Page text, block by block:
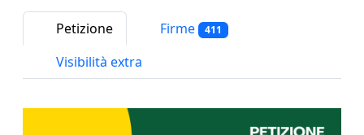
Petizione Firme 411
Visibilità extra